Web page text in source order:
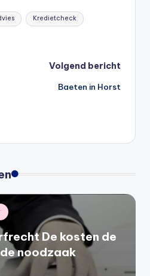
Kredietcheck
Volgend bericht
Baeten in Horst
De kosten de
noodzaak